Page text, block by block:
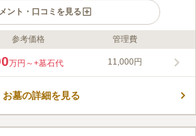
ント・口コミを見る
ト
、全区画平坦地となっているため、ご年配の方
渡り歴史のある霊園になっています。 JR中央
参考価格 管理費
万円～+墓石代 11,000円
お墓の詳細を見る